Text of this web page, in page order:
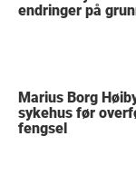
endringer på
Marius Borg
sykehus før
fengsel